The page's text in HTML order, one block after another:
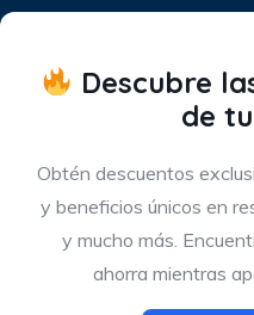
“Somos el primer
digitales que conecta
Descubre
de
Obtén descuentos
y beneficios únicos en
y mucho más.
ahorra mientras